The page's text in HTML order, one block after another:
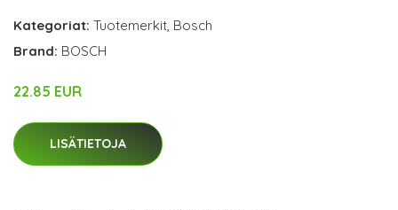
Kategoriat: Tuotemerkit, Bosch
Brand: BOSCH
22.85 EUR
LISÄTIETOJA